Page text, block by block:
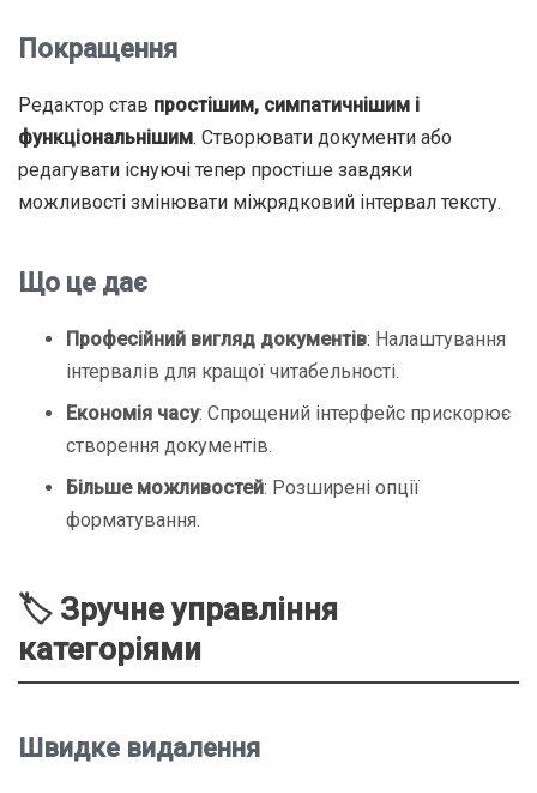
Покращення
Редактор став простішим, симпатичнішим і
функціональнішим. Створювати документи або
редагувати існуючі тепер простіше завдяки
можливості змінювати міжрядковий інтервал тексту.
Що це дає
Професійний вигляд документів: Налаштування
інтервалів для кращої читабельності.
Економія часу: Спрощений інтерфейс прискорює
створення документів.
Більше можливостей: Розширені опції
форматування.
🏷️ Зручне управління
категоріями
Швидке видалення